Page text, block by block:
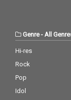
Genre-All
Hi-res
Rock
Pop
Idol